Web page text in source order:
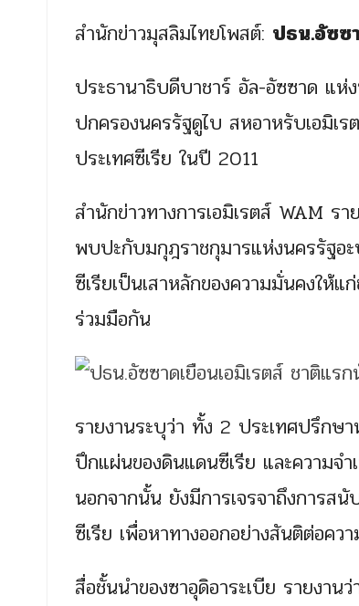
สำนักข่าวมุสลิมไทยโพสต์: ปธน.อัซซ
ประธานาธิบดีบาชาร์ อัล-อัซซาด แห่
ปกครองนครรัฐดูไบ สหอาหรับเอมิเ
ประเทศซีเรีย ในปี 2011
สำนักข่าวทางการเอมิเรตส์ WAM
พบปะกับมกุฎราชกุมารแห่งนครรัฐอ
ซีเรียเป็นเสาหลักของความมั่นคงให้
ร่วมมือกัน
รายงานระบุว่า ทั้ง 2 ประเทศปรึกษ
ปึกแผ่นของดินแดนซีเรีย และความจ
นอกจากนั้น ยังมีการเจรจาถึงการส
ซีเรีย เพื่อหาทางออกอย่างสันติต่อค
สื่อชั้นนำของซาอุดิอาระเบีย รายงาน